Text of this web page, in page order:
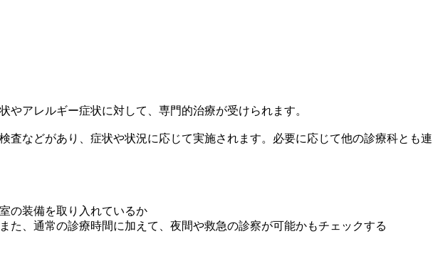
アレルギー症状に対して、専門的治療が受けられます。
などがあり、症状や状況に応じて実施されます。必要に応じて他の診療科とも連
の装備を取り入れているか
、通常の診療時間に加えて、夜間や救急の診察が可能かもチェックする